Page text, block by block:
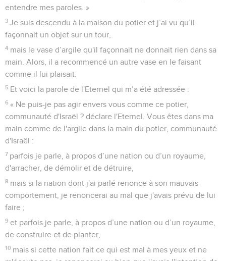
entendre mes paroles. »
3 Je suis descendu à la maison du potier et j’ai vu qu’il
façonnait un objet sur un tour,
4 mais le vase d’argile qu'il façonnait ne donnait rien dans sa
main. Alors, il a recommencé un autre vase en le faisant
comme il lui plaisait.
5 Et voici la parole de l'Eternel qui m’a été adressée :
6 « Ne puis-je pas agir envers vous comme ce potier,
communauté d'Israël ? déclare l'Eternel. Vous êtes dans ma
main comme de l'argile dans la main du potier, communauté
d'Israël :
7 parfois je parle, à propos d’une nation ou d’un royaume,
d'arracher, de démolir et de détruire,
8 mais si la nation dont j'ai parlé renonce à son mauvais
comportement, je renoncerai au mal que j'avais prévu de lui
faire ;
9 et parfois je parle, à propos d’une nation ou d’un royaume,
de construire et de planter,
10 mais si cette nation fait ce qui est mal à mes yeux et ne